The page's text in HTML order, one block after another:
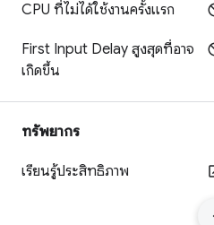
CPU ที่ไม่ได้ใช้งานครั้งแรก
First Input Delay สูงสุดที่อาจ
เกิดขึ้น
ทรัพยากร
เรียนรู้ประสิทธิภาพ
รายงานข้อบกพร่อง
ดูประเด็นที่เปิดอยู่